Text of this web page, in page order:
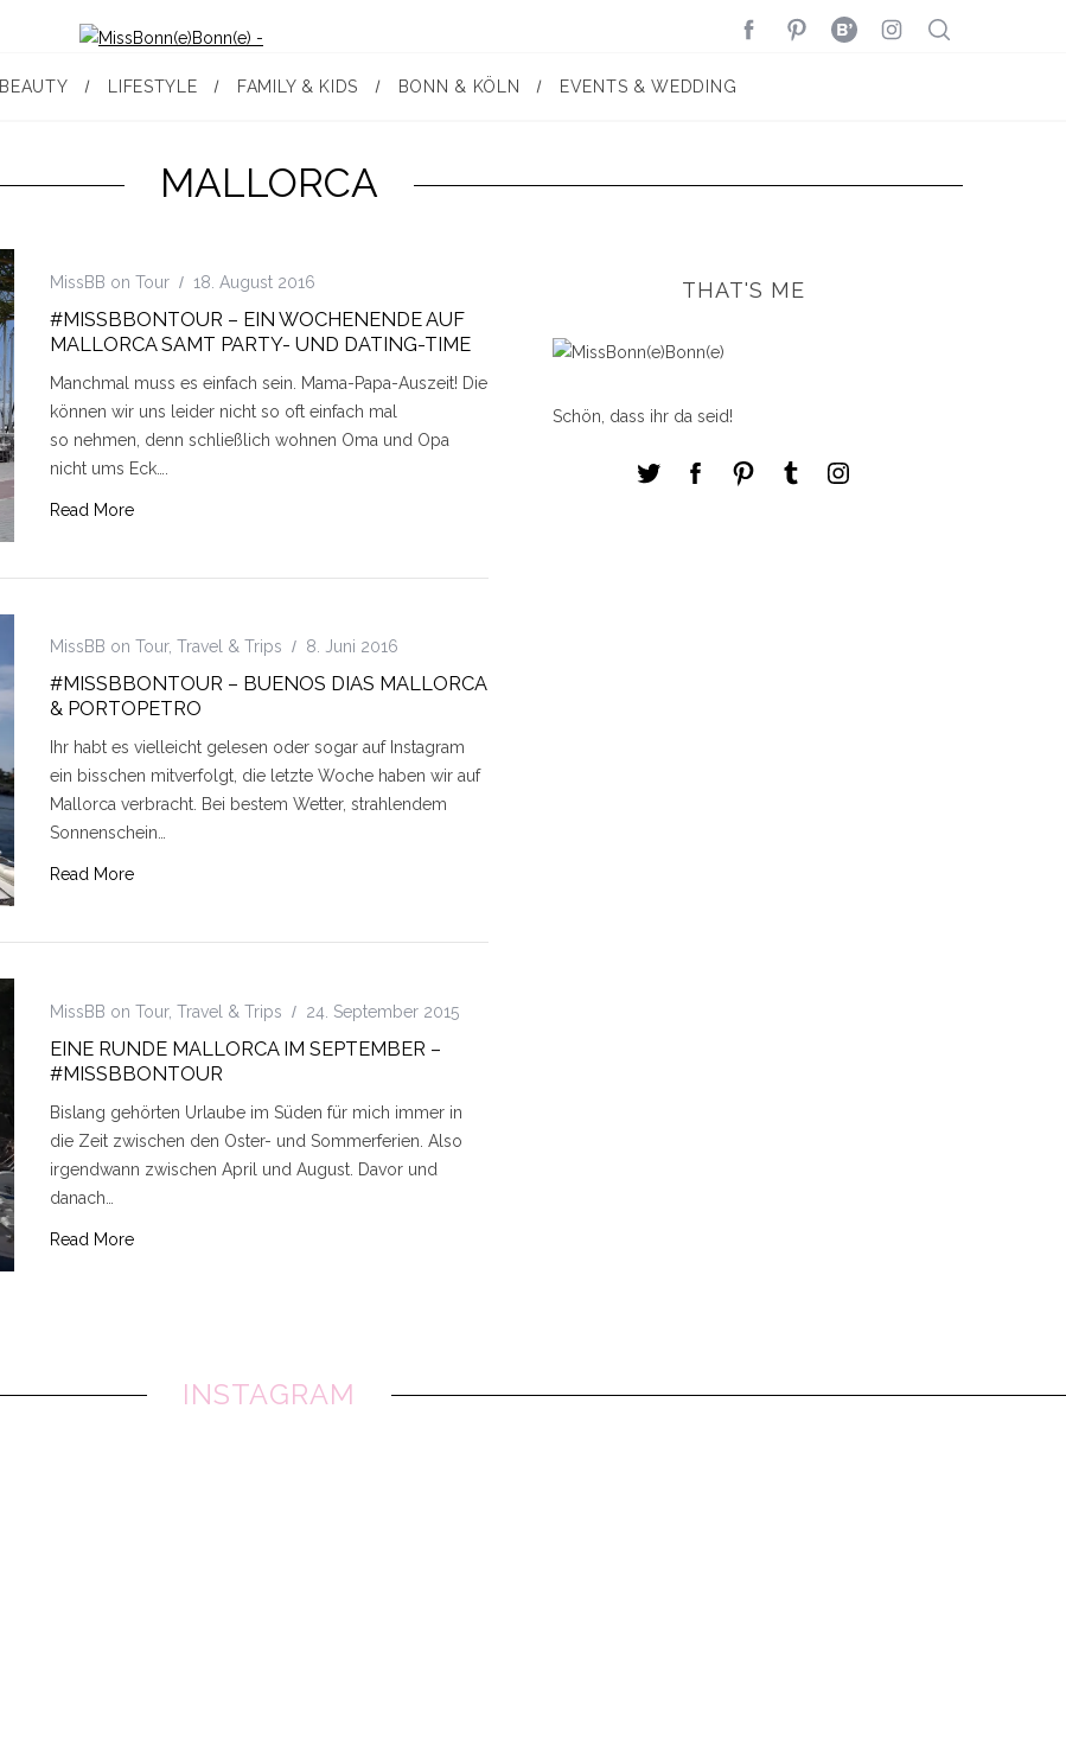
BEAUTY LIFESTYLE FAMILY & KIDS BONN & KÖLN EVENTS & WEDDING
MALLORCA
MissBB on Tour 18. August 2016
#MISSBBONTOUR – EIN WOCHENENDE AUF
MALLORCA SAMT PARTY- UND DATING-TIME
Manchmal muss es einfach sein. Mama-Papa-Auszeit! Die
können wir uns leider nicht so oft einfach mal
so nehmen, denn schließlich wohnen Oma und Opa
nicht ums Eck….
Read More
MissBB on Tour, Travel & Trips 8. Juni 2016
#MISSBBONTOUR – BUENOS DIAS MALLORCA
& PORTOPETRO
Ihr habt es vielleicht gelesen oder sogar auf Instagram
ein bisschen mitverfolgt, die letzte Woche haben wir auf
Mallorca verbracht. Bei bestem Wetter, strahlendem
Sonnenschein…
Read More
MissBB on Tour, Travel & Trips 24. September 2015
EINE RUNDE MALLORCA IM SEPTEMBER –
#MISSBBONTOUR
Bislang gehörten Urlaube im Süden für mich immer in
die Zeit zwischen den Oster- und Sommerferien. Also
irgendwann zwischen April und August. Davor und
danach…
Read More
THAT'S ME
Schön, dass ihr da seid!
INSTAGRAM